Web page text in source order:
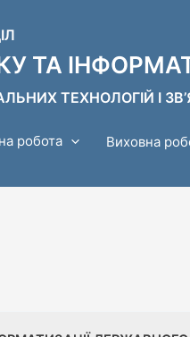
ТА
ТЕХНОЛОГІЙ І
робота Виховна